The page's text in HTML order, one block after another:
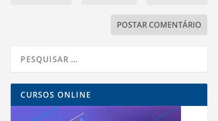
CURSOS ONLINE